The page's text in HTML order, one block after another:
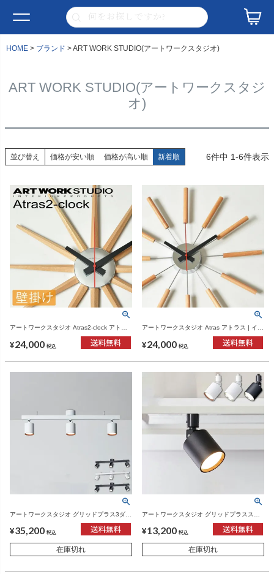
HOME ブランド ART WORK STUDIO(アートワークスタジオ)
ART WORK STUDIO(アートワークスタジ
オ)
並び替え 価格が安い順 価格が高い順 新着順 6件中 1-6件表示
アートワークスタジオ Atras2-clock アトラ
ス2 | インテリア雑貨・掛け時計
¥24,000 税込
アートワークスタジオ Atras アトラス | イン
¥24,000 税込
アートワークスタジオ グリッドプラス3ダウ
¥35,200 税込
在庫切れ
アートワークスタジオ グリッドプラススウ
雑貨・照明
¥13,200 税込
在庫切れ